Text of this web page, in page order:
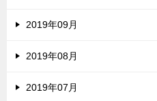
2019年09月
2019年08月
2019年07月